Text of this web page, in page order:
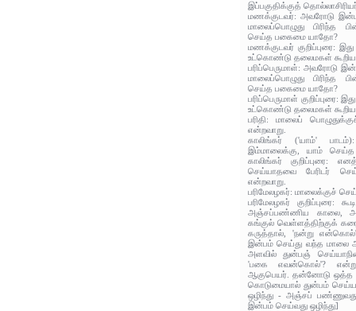
இப்பகுதிக்குத்
மணக்குடவர்: அவரோடு இன்பம்
மாலைப்பொழுது பிரிந்த
செய்த பகைமை யாதோ?
மணக்குடவர் குறிப்புரை:
உட்கொண்டு தலைமகள்
பரிப்பெருமாள்: அவரோடு
மாலைப்பொழுது பிரிந்த
செய்த பகைமை யாதோ?
பரிப்பெருமாள் குறிப்புரை:
உட்கொண்டு தலைமகள்
பரிதி: மாலைப்
என்றவாறு.
காலிங்கர் ('யாம்'
இம்மாலைக்கு, யாம்
காலிங்கர் குறிப்புரை:
செய்யாதவை பேரிடர்
என்றவாறு.
பரிமேலழகர்: மாலைக்குச்
பரிமேலழகர் குறிப்புரை:
அஞ்சப்பண்ணிய காலை,
கங்குல் வெள்ளத்திற்குக்
கருத்தால், 'நன்று
இன்பம் செய்து வந்த மாலை
அளவில் துன்பஞ்
'பகை எவன்கொல்'?
ஆகுபெயர். தன்னோடு ஒத்த
கொடுமையால் துன்பம்
ஒழிந்து - அஞ்சப் பண்ணுவது
இன்பம் செய்வது ஒழிந்து]